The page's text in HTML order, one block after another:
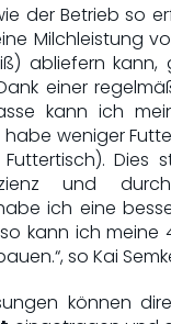
der Betrieb so
Milchleistung
abliefern
einer
kann ich
weniger
Futtertisch). Dies
und
ich eine
kann ich meine
so Kai
können